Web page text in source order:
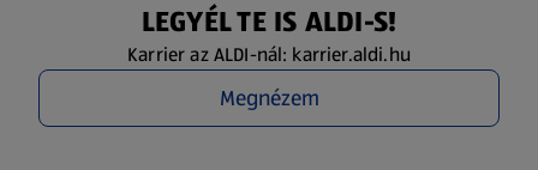
LEGYÉL TE IS ALDI-S!
Karrier az ALDI-nál: karrier.aldi.hu
Megnézem